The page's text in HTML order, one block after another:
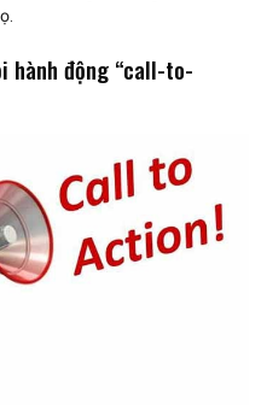
hành động “call-to-